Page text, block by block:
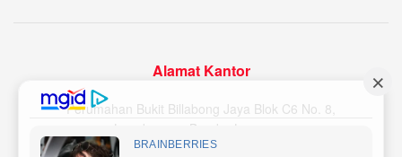
Alamat Kantor
Perumahan Bukit Billabong Jaya Blok C6 No. 8,
Langkapura, Bandar Lampung
Email Redaksi : lampunginsider@gmail.com